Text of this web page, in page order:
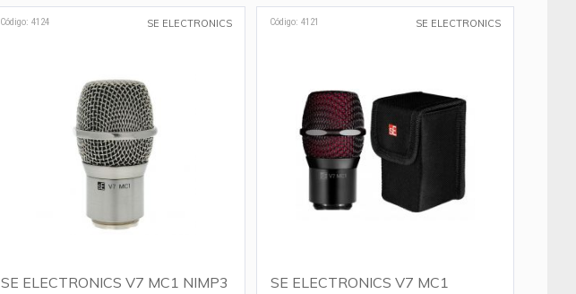
Código: 4124 SE ELECTRONICS
SE ELECTRONICS V7 MC1 NIMP3
Código: 4121 SE ELECTRONICS
SE ELECTRONICS V7 MC1